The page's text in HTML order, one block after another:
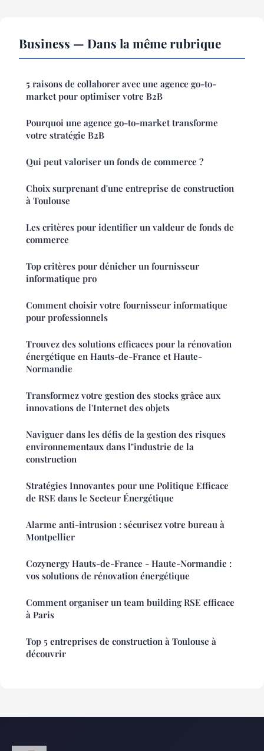
Business — Dans la même rubrique
5 raisons de collaborer avec une agence go-to-
market pour optimiser votre B2B
Pourquoi une agence go-to-market transforme
votre stratégie B2B
Qui peut valoriser un fonds de commerce ?
Choix surprenant d'une entreprise de construction
à Toulouse
Les critères pour identifier un valdeur de fonds de
commerce
Top critères pour dénicher un fournisseur
informatique pro
Comment choisir votre fournisseur informatique
pour professionnels
Trouvez des solutions efficaces pour la rénovation
énergétique en Hauts-de-France et Haute-
Normandie
Transformez votre gestion des stocks grâce aux
innovations de l'Internet des objets
Naviguer dans les défis de la gestion des risques
environnementaux dans l"industrie de la
construction
Stratégies Innovantes pour une Politique Efficace
de RSE dans le Secteur Énergétique
Alarme anti-intrusion : sécurisez votre bureau à
Montpellier
Cozynergy Hauts-de-France - Haute-Normandie :
vos solutions de rénovation énergétique
Comment organiser un team building RSE efficace
à Paris
Top 5 entreprises de construction à Toulouse à
découvrir